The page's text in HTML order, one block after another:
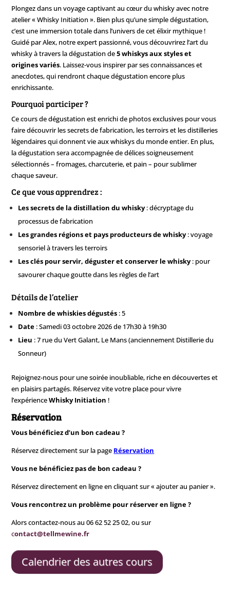
Plongez dans un voyage captivant au cœur du whisky avec notre
atelier « Whisky Initiation ». Bien plus qu’une simple dégustation,
c’est une immersion totale dans l’univers de cet élixir mythique !
Guidé par Alex, notre expert passionné, vous découvrirez l’art du
whisky à travers la dégustation de5 whiskys aux styles et
origines variés. Laissez-vous inspirer par ses connaissances et
anecdotes, qui rendront chaque dégustation encore plus
enrichissante.
Pourquoi participer ?
Ce cours de dégustation est enrichi de photos exclusives pour vous
faire découvrir les secrets de fabrication, les terroirs et les distilleries
légendaires qui donnent vie aux whiskys du monde entier. En plus,
la dégustation sera accompagnée de délices soigneusement
sélectionnés – fromages, charcuterie, et pain – pour sublimer
chaque saveur.
Ce que vous apprendrez :
Les secrets de la distillation du whisky: décryptage du
processus de fabrication
Les grandes régions et pays producteurs de whisky: voyage
sensoriel à travers les terroirs
Les clés pour servir, déguster et conserver le whisky: pour
savourer chaque goutte dans les règles de l’art
Détails de l’atelier
Nombre de whiskies dégustés : 5
Date : Samedi 03 octobre 2026 de 17h30 à 19h30
Lieu :7 rue du Vert Galant, Le Mans (anciennement Distillerie du
Sonneur)
Rejoignez-nous pour une soirée inoubliable, riche en découvertes et
en plaisirs partagés. Réservez vite votre place pour vivre
l’expérienceWhisky Initiation !
Réservation
Vous bénéficiez d’un bon cadeau ?
Réservez directement sur la page Réservation
Vous ne bénéficiez pas de bon cadeau ?
Réservez directement en ligne en cliquant sur « ajouter au panier ».
Vous rencontrez un problème pour réserver en ligne ?
Alors contactez-nous au 06 62 52 25 02, ou sur
contact@tellmewine.fr
Calendrier des autres cours